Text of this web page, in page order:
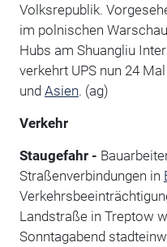
Volksrepublik.
im polnischen
Hubs am Shuangliu
verkehrt UPS nun 24
und Asien. (ag)
Verkehr
Staugefahr -
Straßenverbindungen in
Landstraße in Treptow
Sonntagabend